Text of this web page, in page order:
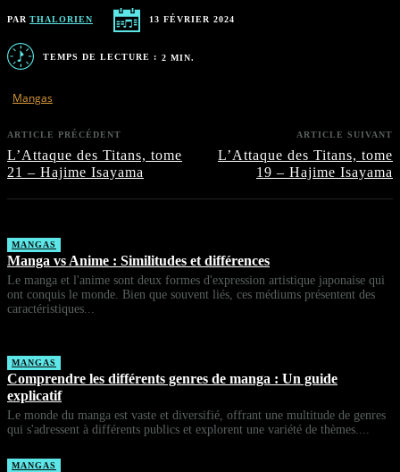
PAR THALORIEN 13 FÉVRIER 2024
TEMPS DE LECTURE : 2 MIN.
Mangas
ARTICLE PRÉCÉDENT
L’Attaque des Titans, tome
21 – Hajime Isayama
ARTICLE SUIVANT
L’Attaque des Titans, tome
19 – Hajime Isayama
MANGAS
Manga vs Anime : Similitudes et différences
Le manga et l'anime sont deux formes d'expression artistique japonaise qui
ont conquis le monde. Bien que souvent liés, ces médiums présentent des
caractéristiques...
MANGAS
Comprendre les différents genres de manga : Un guide
explicatif
Le monde du manga est vaste et diversifié, offrant une multitude de genres
qui s'adressent à différents publics et explorent une variété de thèmes....
MANGAS